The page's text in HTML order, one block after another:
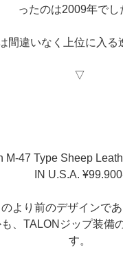
ったのは2009年でし
間違いなく上位に入る
▽
M-47 Type Sheep
IN U.S.A.
より前のデザインで
も、TALONジップ装備
す。